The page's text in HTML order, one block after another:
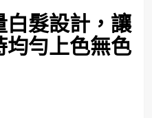
髮設計， 讓
均勻上色無色